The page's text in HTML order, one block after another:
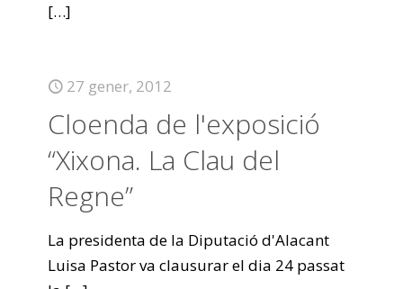
[…]
27 gener, 2012
Cloenda de l'exposició
“Xixona. La Clau del
Regne”
La presidenta de la Diputació d'Alacant
Luisa Pastor va clausurar el dia 24 passat